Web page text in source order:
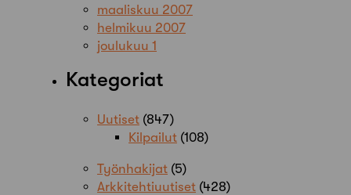
maaliskuu 2007
helmikuu 2007
joulukuu 1
Kategoriat
Uutiset (847)
Kilpailut (108)
Työnhakijat (5)
Arkkitehtiuutiset (428)